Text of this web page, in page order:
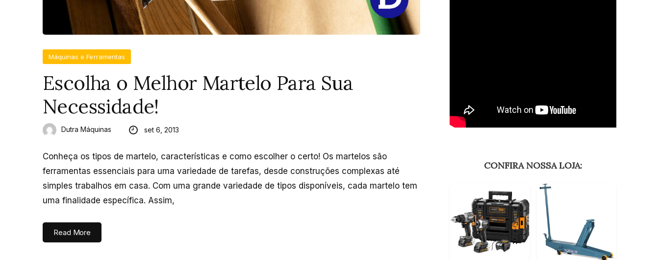
Máquinas e Ferramentas
Escolha o Melhor Martelo Para Sua
Necessidade!
Dutra Máquinas set 6, 2013
Conheça os tipos de martelo, características e como escolher o certo! Os martelos são
ferramentas essenciais para uma variedade de tarefas, desde construções complexas até
simples trabalhos em casa. Com uma grande variedade de tipos disponíveis, cada martelo tem
uma finalidade específica. Assim,
Read More
CONFIRA NOSSA LOJA: